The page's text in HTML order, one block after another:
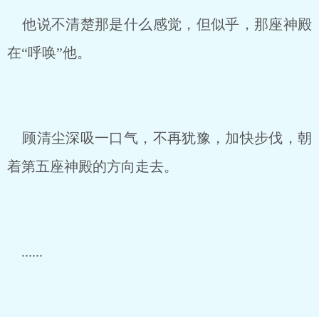
他说不清楚那是什么感觉，但似乎，那座神殿
在“呼唤”他。
顾清尘深吸一口气，不再犹豫，加快步伐，朝
着第五座神殿的方向走去。
......